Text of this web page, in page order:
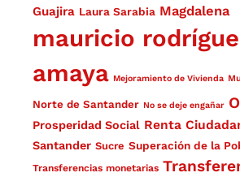
Guajira Laura Sarabia Magdalena
mauricio
amaya Mejoramiento de Vivienda
Norte de Santander No se deje engañar
Prosperidad Social Renta
Santander Sucre Superación de la
Transferencias monetarias